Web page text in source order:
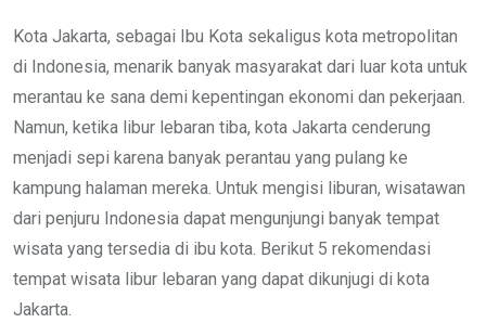
Kota Jakarta, sebagai Ibu Kota sekaligus kota metropolitan
di Indonesia, menarik banyak masyarakat dari luar kota untuk
merantau ke sana demi kepentingan ekonomi dan pekerjaan.
Namun, ketika libur lebaran tiba, kota Jakarta cenderung
menjadi sepi karena banyak perantau yang pulang ke
kampung halaman mereka. Untuk mengisi liburan, wisatawan
dari penjuru Indonesia dapat mengunjungi banyak tempat
wisata yang tersedia di ibu kota. Berikut 5 rekomendasi
tempat wisata libur lebaran yang dapat dikunjugi di kota
Jakarta.